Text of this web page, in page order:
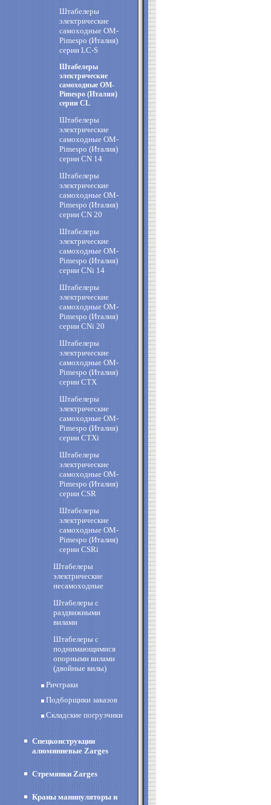
Штабелеры
электрические
самоходные OM-
Pimespo (Италия)
cерии LC-S
Штабелеры
электрические
самоходные OM-
Pimespo (Италия)
cерии CL
Штабелеры
электрические
самоходные OM-
Pimespo (Италия)
cерии CN 14
Штабелеры
электрические
самоходные OM-
Pimespo (Италия)
cерии CN 20
Штабелеры
электрические
самоходные OM-
Pimespo (Италия)
cерии CNi 14
Штабелеры
электрические
самоходные OM-
Pimespo (Италия)
cерии CNi 20
Штабелеры
электрические
самоходные OM-
Pimespo (Италия)
cерии CTX
Штабелеры
электрические
самоходные OM-
Pimespo (Италия)
cерии CTXi
Штабелеры
электрические
самоходные OM-
Pimespo (Италия)
cерии CSR
Штабелеры
электрические
самоходные OM-
Pimespo (Италия)
cерии CSRi
Штабелеры
электрические
несамоходные
Штабелеры с
раздвижными
вилами
Штабелеры с
поднимающимися
опорными вилами
(двойные вилы)
Ричтраки
Подборщики заказов
Складские погрузчики
Спецконструкции
алюминиевые Zarges
Стремянки Zarges
Краны манипуляторы и